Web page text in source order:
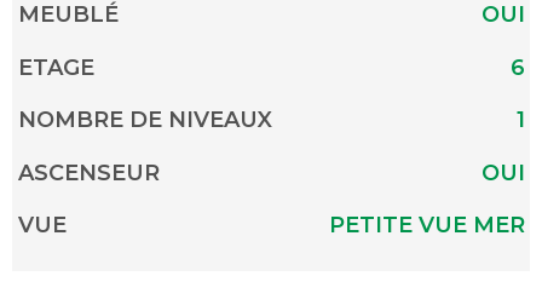
MEUBLÉ
OUI
ETAGE
6
NOMBRE DE NIVEAUX
1
ASCENSEUR
OUI
VUE
PETITE VUE MER